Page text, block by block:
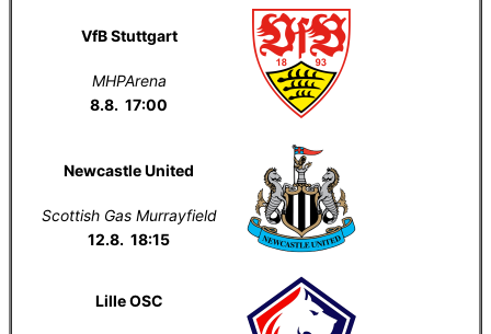
VfB Stuttgart
MHPArena
8.8. 17:00
Newcastle United
Scottish Gas Murrayfield
12.8. 18:15
Lille OSC